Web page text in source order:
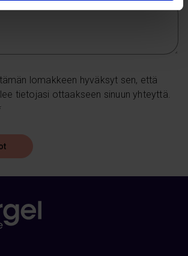
lomakkeen hyväksyt sen, että
tietojasi ottaakseen sinuun yhteyttä.